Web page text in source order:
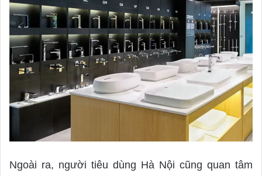
Ngoài ra, người tiêu dùng Hà Nội cũng quan tâm